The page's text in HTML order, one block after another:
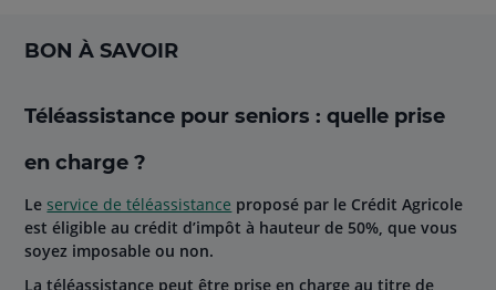
BON À SAVOIR
Téléassistance pour seniors : quelle prise
en charge ?
Le service de téléassistance proposé par le Crédit Agricole
est éligible au crédit d’impôt à hauteur de 50%, que vous
soyez imposable ou non.
La téléassistance peut être prise en charge au titre de